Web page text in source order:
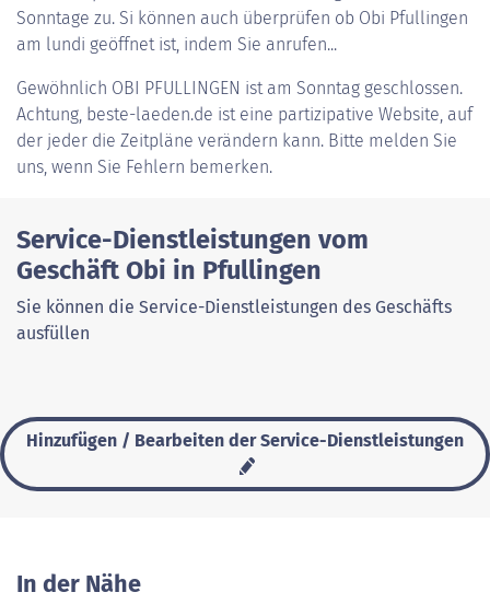
Sonntage zu. Si können auch überprüfen ob Obi Pfullingen
am lundi geöffnet ist, indem Sie anrufen...
Gewöhnlich OBI PFULLINGEN ist am Sonntag geschlossen.
Achtung, beste-laeden.de ist eine partizipative Website, auf
der jeder die Zeitpläne verändern kann. Bitte melden Sie
uns, wenn Sie Fehlern bemerken.
Service-Dienstleistungen vom
Geschäft Obi in Pfullingen
Sie können die Service-Dienstleistungen des Geschäfts
ausfüllen
Hinzufügen / Bearbeiten der Service-Dienstleistungen
In der Nähe